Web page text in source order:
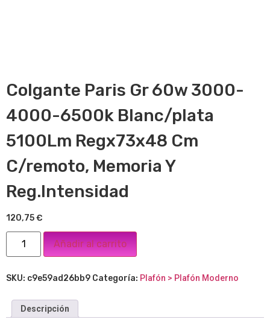
Colgante Paris Gr 60w 3000-
4000-6500k Blanc/plata
5100Lm Regx73x48 Cm
C/remoto, Memoria Y
Reg.Intensidad
120,75€
Añadir al carrito
SKU: c9e59ad26bb9 Categoría: Plafón > Plafón Moderno
Descripción